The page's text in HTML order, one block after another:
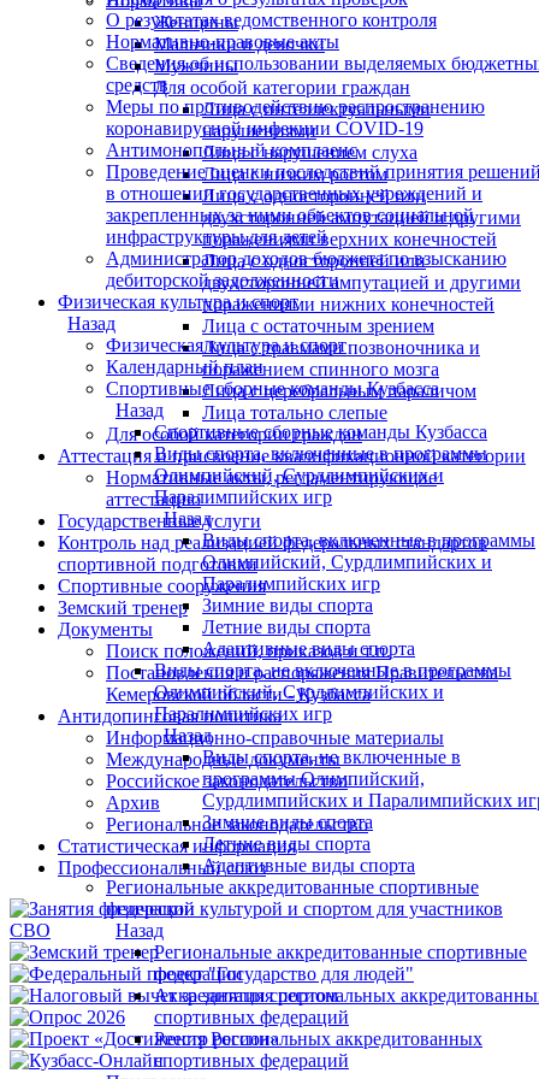
О результатах ведомственного контроля
Нормативно-правовые акты
Сведения об использовании выделяемых
средств
Меры по противодействию распространению
коронавирусной инфекции COVID-19
Антимонопольный комплаенс
Проведение оценки последствий принятия
в отношении государственных учреждений и
закрепленных за ними объектов социальной
инфраструктуры для детей
Администратор доходов бюджета по взысканию
дебиторской задолженности
Физическая культура и спорт
Назад
Физическая культура и спорт
Календарный план
Спортивные сборные команды Кузбасса
Назад
Спортивные сборные команды Кузбасса
Виды спорта, включенные в программы
Олимпийский, Сурдлимпийских и
Паралимпийских игр
Назад
Виды спорта, включенные в программы
Олимпийский, Сурдлимпийских и
Паралимпийских игр
Зимние виды спорта
Летние виды спорта
Адаптивные виды спорта
Виды спорта, не включенные в программы
Олимпийский, Сурдлимпийских и
Паралимпийских игр
Назад
Виды спорта, не включенные в
программы Олимпийский,
Сурдлимпийских и Паралимпийских
Зимние виды спорта
Летние виды спорта
Адаптивные виды спорта
Региональные аккредитованные спортивные
федерации
Назад
Региональные аккредитованные спортивные
федерации
Аккредитация региональных
спортивных федераций
Реестр региональных аккредитованных
спортивных федераций
Женщины
Мальчики и девочки
Мужчины
Для особой категории граждан
Лица с интеллектуальными
нарушениями
Лица с нарушением слуха
Лица с низким ростом
Лица с односторонней или
двухсторонней ампутацией и другими
поражениями верхних конечностей
Лица с односторонней или
двухсторонней ампутацией и другими
поражениями нижних конечностей
Лица с остаточным зрением
Лица с травмами позвоночника и
поражением спинного мозга
Лица с церебральным параличом
Лица тотально слепые
Для особой категории граждан
Аттестация и присвоение квалификационной категории
Нормативные акты, регламентирующие
аттестацию
Государственные услуги
Контроль над реализацией федеральных стандартов
спортивной подготовки
Спортивные сооружения
Земский тренер
Документы
Поиск положений, приказов и т.п.
Постановления и распоряжения Правительства
Кемеровской области - Кузбасса
Антидопинговая политика
Информационно-справочные материалы
Международные документы
Российское законодательство
Архив
Региональное законодательство
Статистическая информация
Профессиональный союз